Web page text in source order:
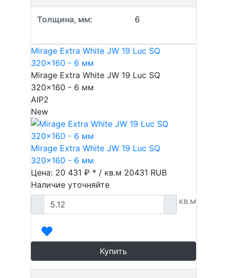
Толщина, мм: 6
Mirage Extra White JW 19 Luc SQ
320x160 - 6 мм
Mirage Extra White JW 19 Luc SQ
320x160 - 6 мм
AIP2
New
Mirage Extra White JW 19 Luc SQ
320x160 - 6 мм
Цена: 20 431 ₽ * / кв.м 20431 RUB
Наличие уточняйте
кв.м
Купить